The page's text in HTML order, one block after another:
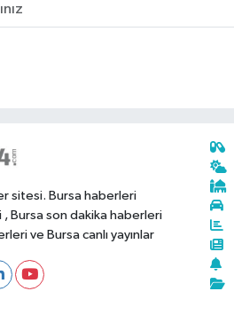
sitesi. Bursa haberleri
Bursa son dakika haberleri
ve Bursa canlı yayınlar